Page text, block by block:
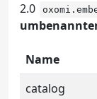
2.0
Name
catalog